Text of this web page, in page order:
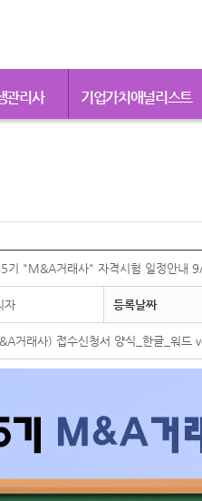
관리사 기업가치애널리스트
기 "M&A거래사" 자격시험 일정안내
자 등록날짜
거래사) 접수신청서 양식_한글_워드